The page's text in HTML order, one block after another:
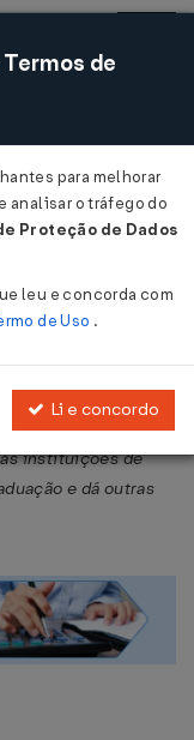
Acessar
2004
instituições de
e dá outras
de
para melhorar
analisar o tráfego do
Proteção de Dados
leu e concorda com
de Uso .
Li e concordo